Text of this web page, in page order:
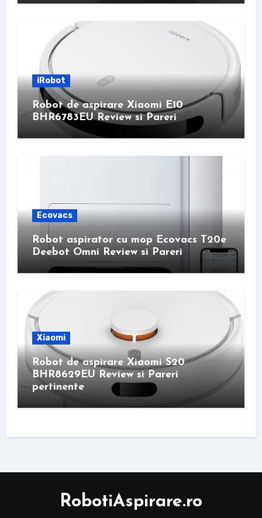
iRobot
Robot de aspirare Xiaomi E10
BHR6783EU Review si Pareri
Ecovacs
Robot aspirator cu mop Ecovacs T20e
Deebot Omni Review si Pareri
Xiaomi
Robot de aspirare Xiaomi S20
BHR8629EU Review si Pareri
pertinente
RobotiAspirare.ro